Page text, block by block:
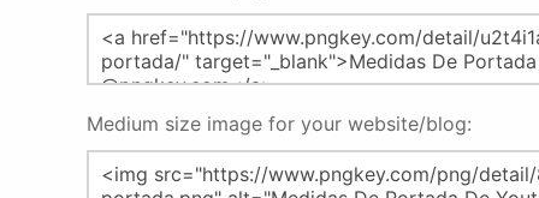
Medium size image for your website/blog: